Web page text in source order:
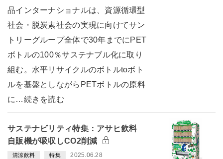
品インターナショナルは、資源循環型
社会・脱炭素社会の実現に向けてサン
トリーグループ全体で30年までにPET
ボトルの100％サステナブル化に取り
組む。水平リサイクルのボトルtoボト
ルを基盤としながらPETボトルの原料
に…続きを読む
サステナビリティ特集：アサヒ飲料
自販機が吸収しCO2削減
清涼飲料 特集 2025.06.28